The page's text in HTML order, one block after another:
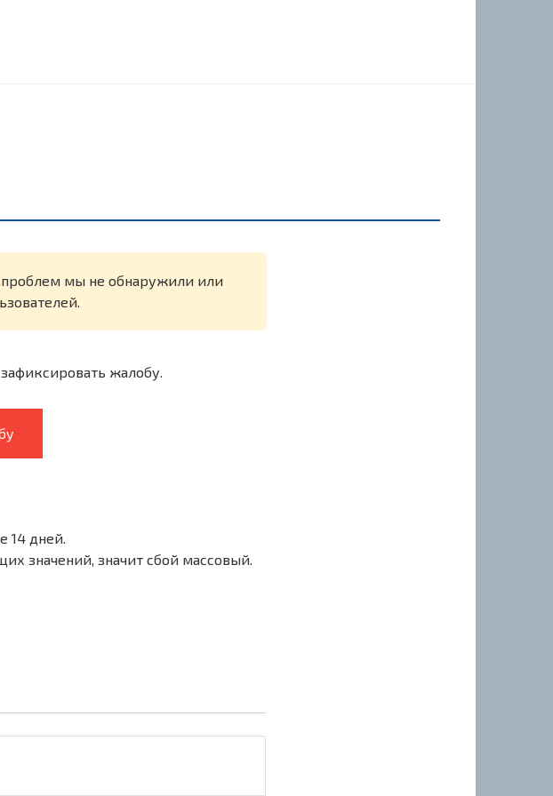
проблем мы не обнаружили или
жалобу.
14 дней.
значений, значит сбой массовый.